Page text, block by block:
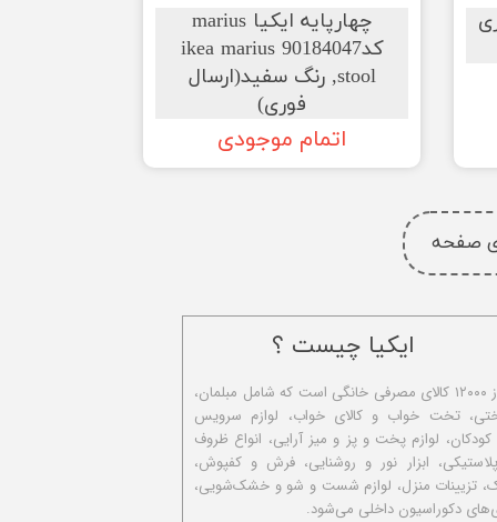
چهارپایه ایکیا marius
کد90184047 ikea marius
stool, رنگ سفید(ارسال
فوری)
اتمام موجودی
صفحه
ایکیا چیست ؟
ا​یکیا تولیدکننده بیش از ۱۲۰۰۰ کالای مصرفی خانگی است که شامل مبلمان،
تخت خواب و کالای خواب، لوازم سرویس
کودکان، لوازم پخت و پز و میز آرایی، انواع ظروف
ابزار نور و روشنایی، فرش و کفپوش،
تزیینات منزل، لوازم شست و شو و خشک‌شویی،
دکوراسیون داخلی می‌شود.